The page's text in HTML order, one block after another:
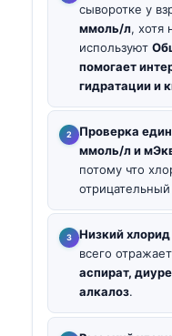
сыворотке у
ммоль/л, хотя
используют
помогает
гидратации и
Проверка
ммоль/л и
потому что
отрицательный
Низкий хлорид
всего отражает
аспират,
алкалоз.